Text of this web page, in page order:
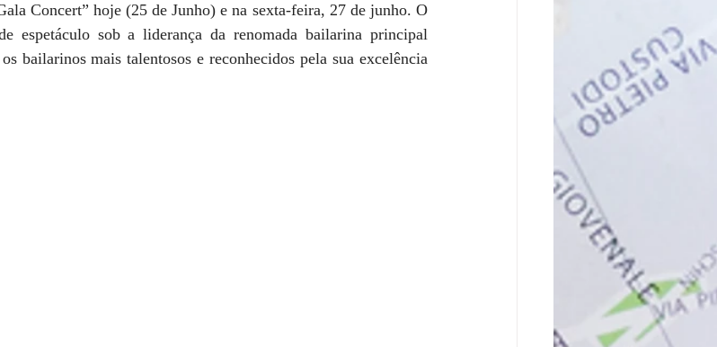
Concert” hoje (25 de Junho) e na sexta-feira, 27 de junho. O
espetáculo sob a liderança da renomada bailarina principal
bailarinos mais talentosos e reconhecidos pela sua excelência